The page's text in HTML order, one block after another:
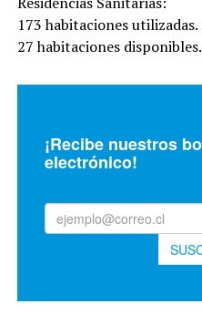
173 habitaciones utilizadas.
27 habitaciones disponibles.